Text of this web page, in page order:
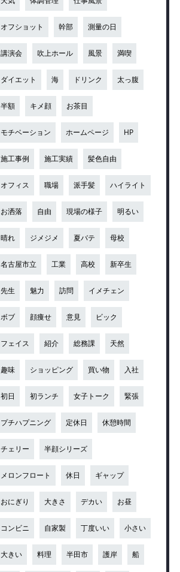
オフショット 幹部 測量の日
講演会 吹上ホール 風景 満喫
ダイエット 海 ドリンク 太っ腹
半額 キメ顔 お茶目
モチベーション ホームページ HP
施工事例 施工実績 髪色自由
オフィス 職場 派手髪 ハイライト
お洒落 自由 現場の様子 明るい
晴れ ジメジメ 夏バテ 母校
名古屋市立 工業 高校 新卒生
先生 魅力 訪問 イメチェン
ボブ 顔痩せ 意見 ビック
フェイス 紹介 総務課 天然
趣味 ショッピング 買い物 入社
初日 初ランチ 女子トーク 緊張
プチハプニング 定休日 休憩時間
チェリー 半顔シリーズ
メロンフロート 休日 ギャップ
おにぎり 大きさ デカい お昼
コンビニ 自家製 丁度いい 小さい
大きい 料理 半田市 護岸 船